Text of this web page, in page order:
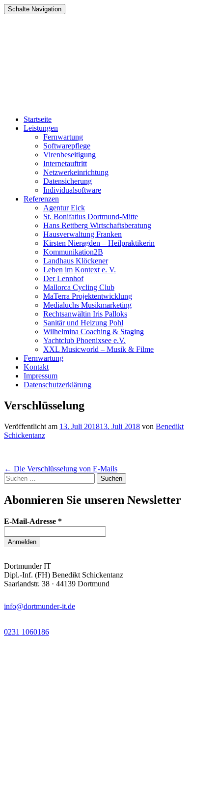
Schalte Navigation
Zum
Inhalt
Startseite
Leistungen
Fernwartung
Softwarepflege
Virenbeseitigung
Internetauftritt
Netzwerkeinrichtung
Datensicherung
Individualsoftware
Referenzen
Agentur Eick
St. Bonifatius Dortmund-Mitte
Hans Rettberg Wirtschaftsberatung
Hausverwaltung Franken
Kirsten Nieragden – Heilpraktikerin
Kommunikation2B
Landhaus Klöckener
Leben im Kontext e. V.
Der Lennhof
Mallorca Cycling Club
MaTerra Projektentwicklung
Medialuchs Musikmarketing
Rechtsanwältin Iris Palloks
Sanitär und Heizung Pohl
Wilhelmina Coaching & Staging
Yachtclub Phoenixsee e.V.
XXL Musicworld – Musik & Filme
Fernwartung
Kontakt
Impressum
Datenschutzerklärung
Verschlüsselung
Veröffentlicht am 13. Juli 201813. Juli 2018 von Benedikt
Schickentanz
Artikel-
Navigation
← Die Verschlüsselung von E-Mails
Suchen
nach:
Abonnieren Sie unseren Newsletter
E-Mail-Adresse *
Dortmunder IT
Dipl.-Inf. (FH) Benedikt Schickentanz
Saarlandstr. 38 · 44139 Dortmund
info@dortmunder-it.de
0231 1060186